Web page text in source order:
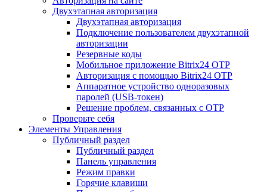
Двухэтапная авторизация
Двухэтапная авторизация
Подключение пользователем двухэтапной
авторизации
Резервные коды
Мобильное приложение Bitrix24 OTP
Авторизация с помощью Bitrix24 OTP
Аппаратное устройство одноразовых
паролей (USB-токен)
Решение проблем, связанных с OTP
Проверьте себя
Элементы Управления
Публичный раздел
Публичный раздел
Панель управления
Режим правки
Горячие клавиши